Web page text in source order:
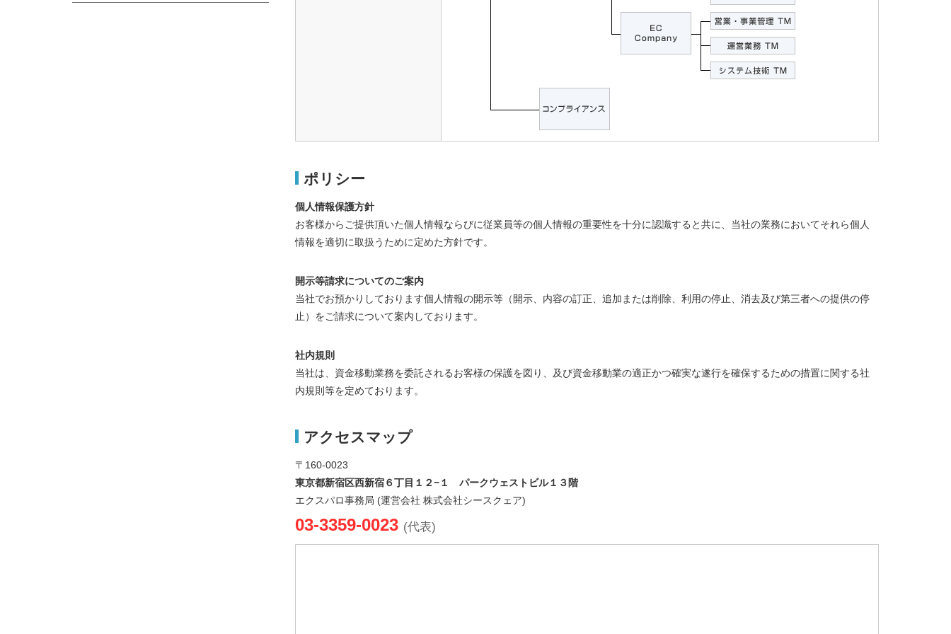
ポリシー
個人情報保護方針
お客様からご提供頂いた個人情報ならびに従業員等の個人情報の重要性を十分に認識すると共に、当社の業務においてそれら個人
情報を適切に取扱うために定めた方針です。
開示等請求についてのご案内
当社でお預かりしております個人情報の開示等（開示、内容の訂正、追加または削除、利用の停止、消去及び第三者への提供の停
止）をご請求について案内しております。
社内規則
当社は、資金移動業務を委託されるお客様の保護を図り、及び資金移動業の適正かつ確実な遂行を確保するための措置に関する社
内規則等を定めております。
アクセスマップ
〒160-0023
東京都新宿区西新宿６丁目１２−１ パークウェストビル１３階
エクスパロ事務局 (運営会社 株式会社シースクェア)
03-3359-0023 (代表)